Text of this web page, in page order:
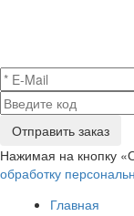
Отправить заказ
Нажимая на кнопку
обработку
Главная